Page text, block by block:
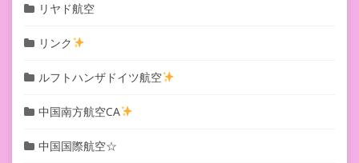
リヤド航空
リンク
ルフトハンザドイツ航空
中国南方航空CA
中国国際航空☆